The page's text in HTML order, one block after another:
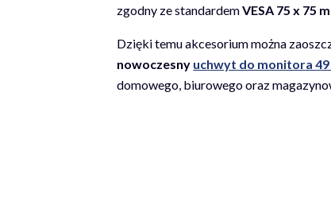
zgodny ze standardemVESA 75 x 75
Dzięki temu akcesorium można
nowoczesny uchwyt do monitora 49
domowego, biurowego oraz